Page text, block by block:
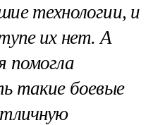
технологии, и
их нет. А
помогла
такие боевые